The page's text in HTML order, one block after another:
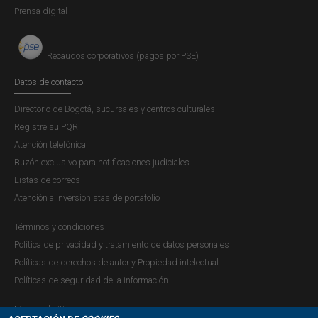
obligaciones.”
Las MV no han sido reconocidas por el régimen
cambiario colombiano como divisas dado que no
cuentan con el respaldo o la participación de los bancos
centrales. Adicionalmente, estos instrumentos no se
caracterizan por su alta liquidez en el mercado, lo que
significa que no son fácilmente intercambiables sin
restricciones en la forma o montos negociados,
circunstancias que no las hacen congruentes con las
condiciones señaladas para su consideración como
divisa de libre uso por el Fondo Monetario Internacional y
el Banco de Pagos Internacionales.”
Las entidades financieras y del mercado de valores que
actúan como Intermediarios del Mercado Cambiario no
han sido autorizadas, en dicha condición, para emitir o
vender Bitcoin, conforme a lo señalado en el artículo 59
Prensa digital
Recaudos corporativos (pagos por PSE)
Datos de contacto
Directorio de Bogotá, sucursales y centros culturales
Registre su PQR
Atención telefónica
Buzón exclusivo para notificaciones judiciales
Listas de correos
Atención a inversionistas de portafolio
Términos y condiciones
Política de privacidad y tratamiento de datos personales
Políticas de derechos de autor y Propiedad intelectual
Políticas de seguridad de la información
Mapa del sitio